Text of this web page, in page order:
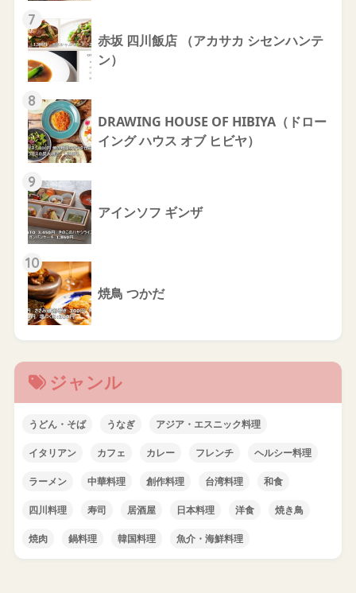
7
赤坂 四川飯店 （アカサカ シセンハンテ
ン）
8
DRAWING HOUSE OF HIBIYA（ドロー
イング ハウス オブ ヒビヤ）
9
アインソフ ギンザ
10
焼鳥 つかだ
ジャンル
うどん・そば うなぎ アジア・エスニック料理
イタリアン カフェ カレー フレンチ ヘルシー料理
ラーメン 中華料理 創作料理 台湾料理 和食
四川料理 寿司 居酒屋 日本料理 洋食 焼き鳥
焼肉 鍋料理 韓国料理 魚介・海鮮料理